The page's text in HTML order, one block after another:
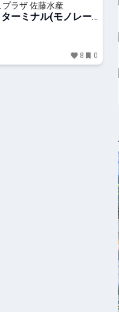
ラザ 佐藤水産
ーミナル(モノレー
8 0